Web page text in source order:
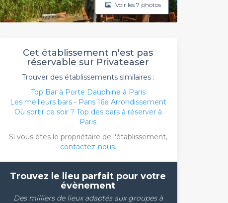
Voir les 7 photos
Cet établissement n'est pas
réservable sur Privateaser
Trouver des établissements similaires :
Top Bar à Porte Dauphine à Paris
Les meilleurs bars - Paris 16e Arrondissement
Où sortir ce soir ? Top des bars à réserver à
Paris
Si vous êtes le propriétaire de l'établissement,
contactez-nous.
Trouvez le lieu parfait pour votre
évènement
Des milliers de lieux adaptés aux groupes à